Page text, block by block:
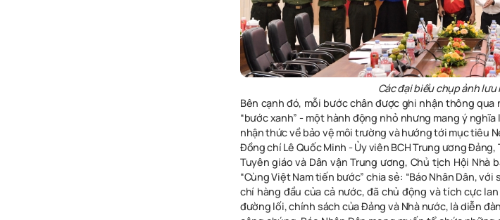
Các đại biểu chụp ảnh lưu
Bên cạnh đó, mỗi bước chân được ghi nhận thông
“bước xanh” - một hành động nhỏ nhưng mang ý
nhận thức về bảo vệ môi trường và hướng tới mục tiêu
Đồng chí Lê Quốc Minh - Ủy viên BCH Trung ương Đảng,
Tuyên giáo và Dân vận Trung ương, Chủ tịch Hội Nhà
“Cùng Việt Nam tiến bước” chia sẻ: “Báo Nhân Dân,
chí hàng đầu của cả nước, đã chủ động và tích cực
đường lối, chính sách của Đảng và Nhà nước, là diễn